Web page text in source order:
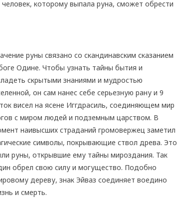
которому выпала руна, сможет обрести
руны связано со скандинавским сказанием
Одине. Чтобы узнать тайны бытия и
скрытыми знаниями и мудростью
он сам нанес себе серьезную рану и 9
висел на ясене Иггдрасиль, соединяющем мир
с миром людей и подземным царством. В
наивысших страданий громовержец заметил
символы, покрывающие ствол древа. Это
руны, открывшие ему тайны мироздания. Так
обрел свою силу и могущество. Подобно
дереву, знак Эйваз соединяет воедино
и смерть.